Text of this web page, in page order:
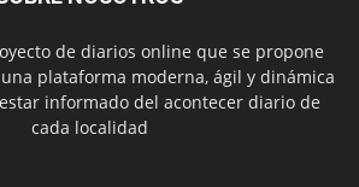
de diarios online que se propone
plataforma moderna, ágil y dinámica
informado del acontecer diario de
cada localidad